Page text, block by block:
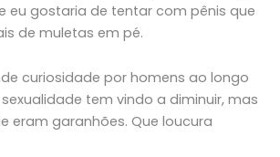
eu gostaria de tentar com pênis que
de muletas em pé.
curiosidade por homens ao longo
tem vindo a diminuir, mas
eram garanhões. Que loucura